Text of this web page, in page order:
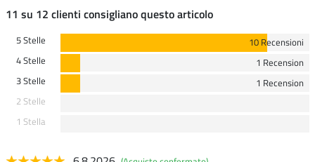
11 su 12 clienti consigliano questo articolo
5 Stelle
10 Recensioni
4 Stelle
1 Recension
3 Stelle
1 Recension
2 Stelle
1 Stella